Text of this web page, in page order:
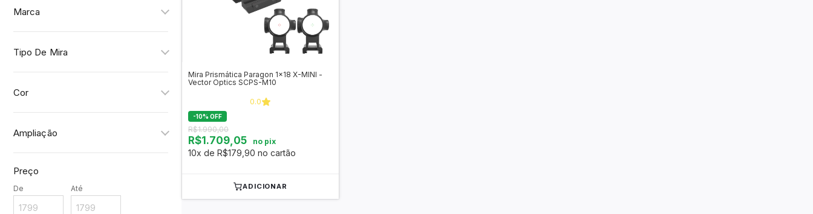
Marca
Preço
De Até
Tipo De Mira
Cor
Ampliação
Mira Prismática Paragon 1x18 X-MINI -
Vector Optics SCPS-M10
0.0
-10% OFF
R$1.990,00
R$1.709,05 no pix
10x de R$179,90 no cartão
ADICIONAR